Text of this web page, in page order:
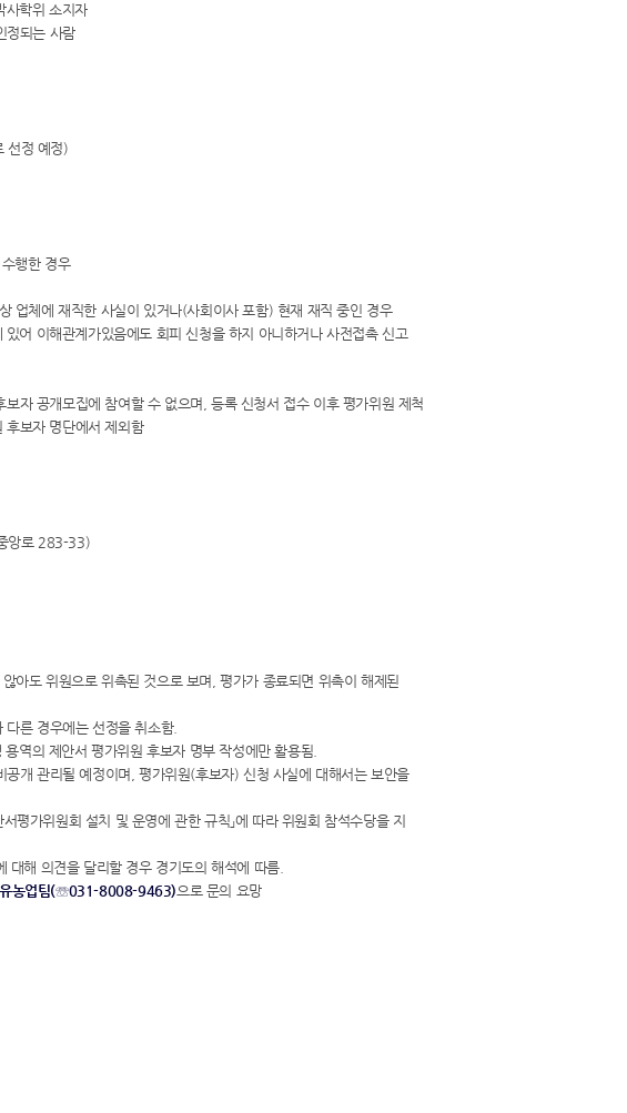
사학위 소지자
정되는 사람
선정 예정)
행한 경우
업체에 재직한 사실이 있거나(사회이사 포함) 현재 재직 중인 경우
어 이해관계가있음에도 회피 신청을 하지 아니하거나 사전접촉 신고
자 공개모집에 참여할 수 없으며, 등록 신청서 접수 이후 평가위원 제척
후보자 명단에서 제외함
앙로 283-33)
아도 위원으로 위촉된 것으로 보며, 평가가 종료되면 위촉이 해제된
른 경우에는 선정을 취소함.
역의 제안서 평가위원 후보자 명부 작성에만 활용됨.
개 관리될 예정이며, 평가위원(후보자) 신청 사실에 대해서는 보안을
평가위원회 설치 및 운영에 관한 규칙」에 따라 위원회 참석수당을 지
대해 의견을 달리할 경우 경기도의 해석에 따름.
유농업팀(☏031-8008-9463)으로 문의 요망